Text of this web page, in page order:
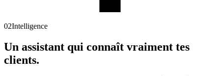
02Intelligence
Un assistant qui connaît vraiment tes
clients.